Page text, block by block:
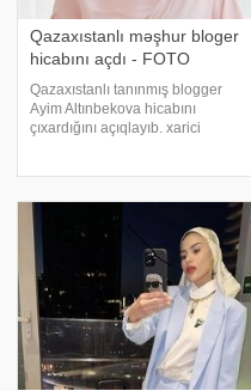
Qazaxıstanlı məşhur bloger
hicabını açdı - FOTO
Qazaxıstanlı tanınmış blogger
Ayim Altınbekova hicabını
çıxardığını açıqlayıb. xarici
hesabında bildirib. O, dörd ildir ki,
örtül